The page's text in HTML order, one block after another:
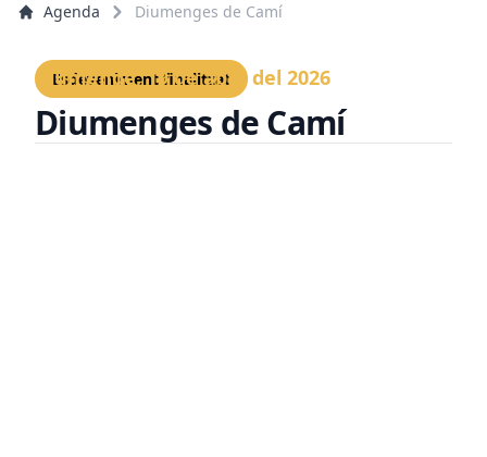
Agenda Diumenges de Camí
Esdeveniment finalitzat
Diumenge, 19 de abril del 2026
Diumenges de Camí